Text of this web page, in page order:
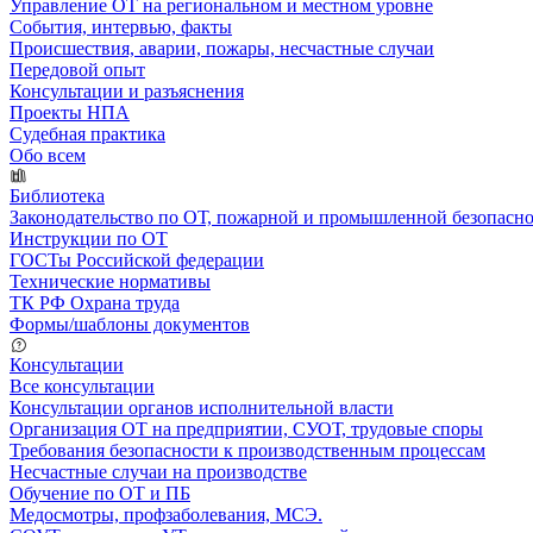
Управление ОТ на региональном и местном уровне
События, интервью, факты
Происшествия, аварии, пожары, несчастные случаи
Передовой опыт
Консультации и разъяснения
Проекты НПА
Судебная практика
Обо всем
Библиотека
Законодательство по ОТ, пожарной и промышленной
Инструкции по ОТ
ГОСТы Российской федерации
Технические нормативы
ТК РФ Охрана труда
Формы/шаблоны документов
Консультации
Все консультации
Консультации органов исполнительной власти
Организация ОТ на предприятии, СУОТ, трудовые споры
Требования безопасности к производственным процессам
Несчастные случаи на производстве
Обучение по ОТ и ПБ
Медосмотры, профзаболевания, МСЭ.